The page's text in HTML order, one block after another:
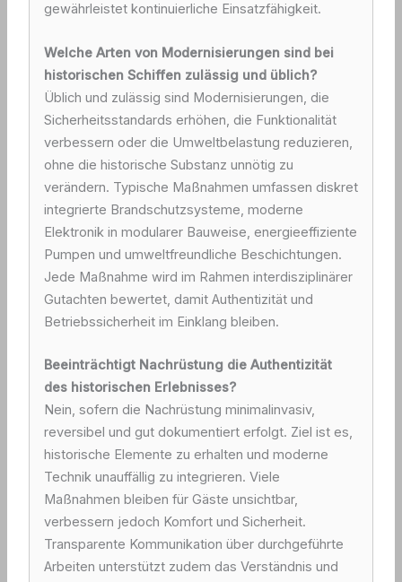
gewährleistet kontinuierliche Einsatzfähigkeit.
Welche Arten von Modernisierungen sind bei
historischen Schiffen zulässig und üblich?
Üblich und zulässig sind Modernisierungen, die
Sicherheitsstandards erhöhen, die Funktionalität
verbessern oder die Umweltbelastung reduzieren,
ohne die historische Substanz unnötig zu
verändern. Typische Maßnahmen umfassen diskret
integrierte Brandschutzsysteme, moderne
Elektronik in modularer Bauweise, energieeffiziente
Pumpen und umweltfreundliche Beschichtungen.
Jede Maßnahme wird im Rahmen interdisziplinärer
Gutachten bewertet, damit Authentizität und
Betriebssicherheit im Einklang bleiben.
Beeinträchtigt Nachrüstung die Authentizität
des historischen Erlebnisses?
Nein, sofern die Nachrüstung minimalinvasiv,
reversibel und gut dokumentiert erfolgt. Ziel ist es,
historische Elemente zu erhalten und moderne
Technik unauffällig zu integrieren. Viele
Maßnahmen bleiben für Gäste unsichtbar,
verbessern jedoch Komfort und Sicherheit.
Transparente Kommunikation über durchgeführte
Arbeiten unterstützt zudem das Verständnis und